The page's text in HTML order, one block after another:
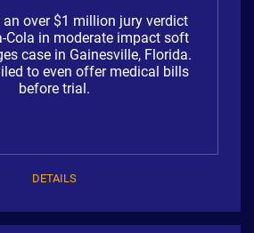
an over $1 million jury verdict
Cola in moderate impact soft
case in Gainesville, Florida.
to even offer medical bills
before trial.
DETAILS